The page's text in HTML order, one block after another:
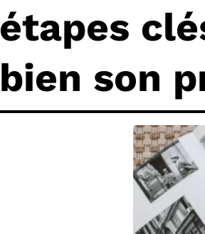
étapes
bien son